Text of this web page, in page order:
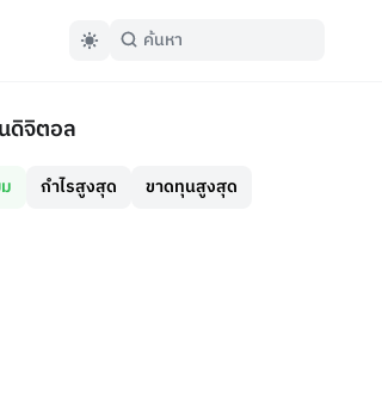
ดิจิตอล
กำไรสูงสุด ขาดทุนสูงสุด